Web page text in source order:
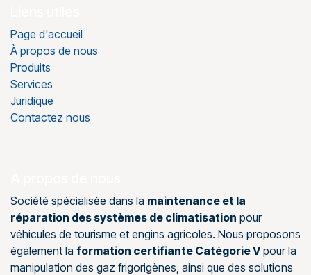
Page d'accueil
À propos de nous
Produits
Services
Juridique
Contactez nous
Société spécialisée dans la maintenance et la
réparation des systèmes de climatisation pour
véhicules de tourisme et engins agricoles. Nous proposons
également la formation certifiante Catégorie Vpour la
manipulation des gaz frigorigènes, ainsi que des solutions